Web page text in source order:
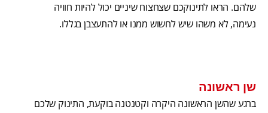
שלהם. הראו לתינוקכם שצחצוח שיניים יכול להיות חוויה
נעימה, לא משהו שיש לחשוש ממנו או להתעצבן בגללו.
שן ראשונה
ברגע שהשן הראשונה היקרה וקטנטנה בוקעת, התינוק שלכם